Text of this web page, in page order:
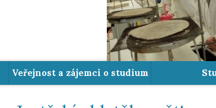
Veřejnost a zájemci o studium